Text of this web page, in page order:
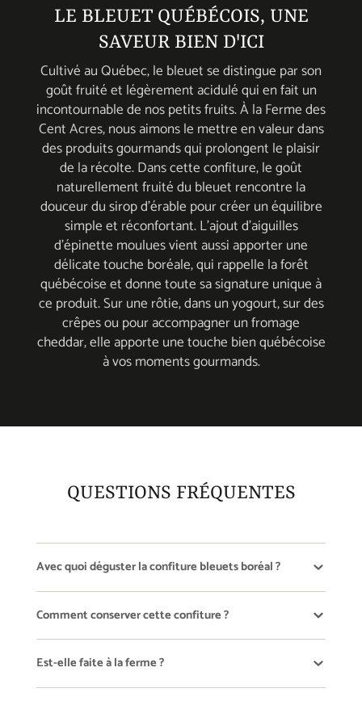
LE BLEUET QUÉBÉCOIS, UNE
SAVEUR BIEN D'ICI
Cultivé au Québec, le bleuet se distingue par son
goût fruité et légèrement acidulé qui en fait un
incontournable de nos petits fruits. À la Ferme des
Cent Acres, nous aimons le mettre en valeur dans
des produits gourmands qui prolongent le plaisir
de la récolte. Dans cette confiture, le goût
naturellement fruité du bleuet rencontre la
douceur du sirop d’érable pour créer un équilibre
simple et réconfortant. L’ajout d’aiguilles
d’épinette moulues vient aussi apporter une
délicate touche boréale, qui rappelle la forêt
québécoise et donne toute sa signature unique à
ce produit. Sur une rôtie, dans un yogourt, sur des
crêpes ou pour accompagner un fromage
cheddar, elle apporte une touche bien québécoise
à vos moments gourmands.
QUESTIONS FRÉQUENTES
Avec quoi déguster la confiture bleuets boréal ?
Comment conserver cette confiture ?
Est-elle faite à la ferme ?